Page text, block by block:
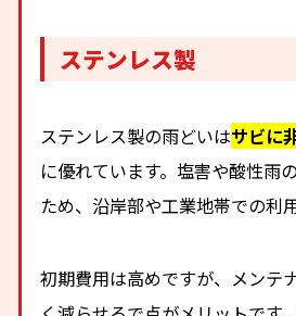
ステンレス製
ステンレス製の雨どいはサビに
に優れています。塩害や酸性雨
ため、沿岸部や工業地帯での利
初期費用は高めですが、メンテ